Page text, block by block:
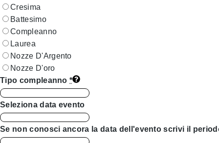
Cresima
Battesimo
Compleanno
Laurea
Nozze D'Argento
Nozze D'oro
Tipo compleanno *
Seleziona data evento
Se non conosci ancora la data dell'evento scrivi il